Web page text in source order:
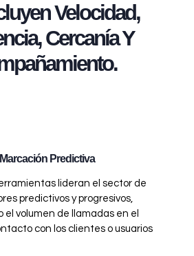
Velocidad,
Cercanía Y
Marcación Predictiva
lideran el sector de
predictivos y progresivos,
el volumen de llamadas en el
con los clientes o usuarios